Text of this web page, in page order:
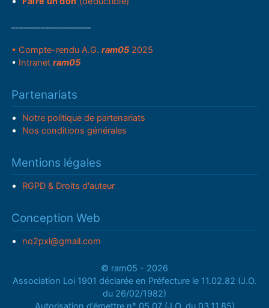
• Compte-rendu A.G.ram05 2025
• Intranetram05
Partenariats
Notre politique de partenariats
Nos conditions générales
Mentions légales
RGPD & Droits d'auteur
Conception Web
no2pxl@gmail.com
© ram05 - 2026
Association Loi 1901 déclarée en Préfecture le 11.02.82 (J.O.
du 26/02/1982)